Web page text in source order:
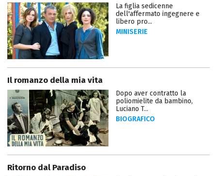
La figlia sedicenne
dell'affermato ingegnere e
libero pro...
MINISERIE
Il romanzo della mia vita
Dopo aver contratto la
poliomielite da bambino,
Luciano T...
BIOGRAFICO
Ritorno dal Paradiso